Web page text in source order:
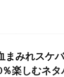
まみれスケ
％楽しむネタ